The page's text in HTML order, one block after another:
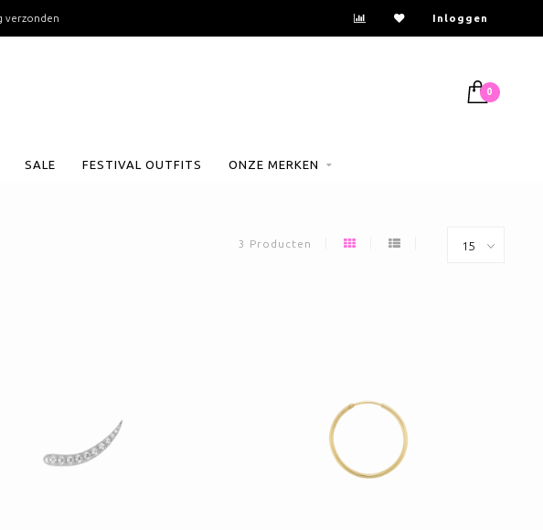
verzonden Inloggen
0
SALE FESTIVAL OUTFITS ONZE MERKEN
3 Producten